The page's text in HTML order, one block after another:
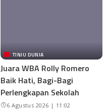
TINJU DUNIA
Juara WBA Rolly Romero
Baik Hati, Bagi-Bagi
Perlengkapan Sekolah
6 Agustus 2026 | 11:02